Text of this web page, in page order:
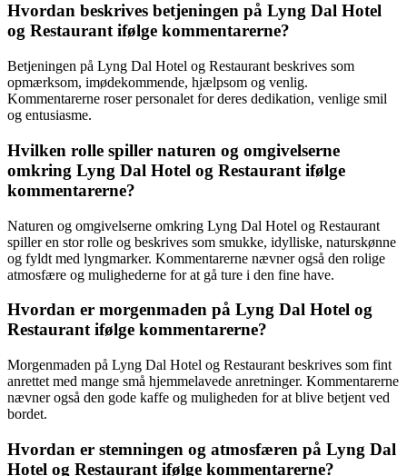
Hvordan beskrives betjeningen på Lyng Dal Hotel
og Restaurant ifølge kommentarerne?
Betjeningen på Lyng Dal Hotel og Restaurant beskrives som
opmærksom, imødekommende, hjælpsom og venlig.
Kommentarerne roser personalet for deres dedikation, venlige smil
og entusiasme.
Hvilken rolle spiller naturen og omgivelserne
omkring Lyng Dal Hotel og Restaurant ifølge
kommentarerne?
Naturen og omgivelserne omkring Lyng Dal Hotel og Restaurant
spiller en stor rolle og beskrives som smukke, idylliske, naturskønne
og fyldt med lyngmarker. Kommentarerne nævner også den rolige
atmosfære og mulighederne for at gå ture i den fine have.
Hvordan er morgenmaden på Lyng Dal Hotel og
Restaurant ifølge kommentarerne?
Morgenmaden på Lyng Dal Hotel og Restaurant beskrives som fint
anrettet med mange små hjemmelavede anretninger. Kommentarerne
nævner også den gode kaffe og muligheden for at blive betjent ved
bordet.
Hvordan er stemningen og atmosfæren på Lyng Dal
Hotel og Restaurant ifølge kommentarerne?